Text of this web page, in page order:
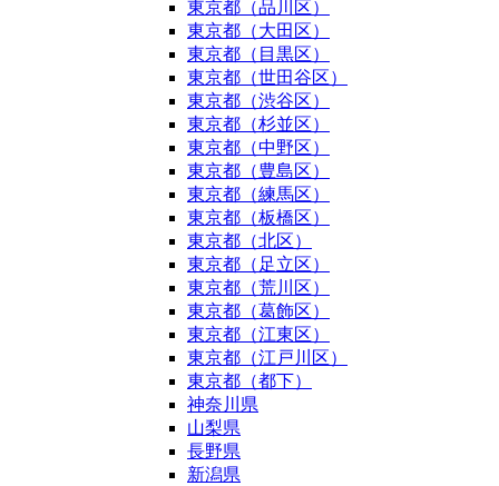
東京都（品川区）
東京都（大田区）
東京都（目黒区）
東京都（世田谷区）
東京都（渋谷区）
東京都（杉並区）
東京都（中野区）
東京都（豊島区）
東京都（練馬区）
東京都（板橋区）
東京都（北区）
東京都（足立区）
東京都（荒川区）
東京都（葛飾区）
東京都（江東区）
東京都（江戸川区）
東京都（都下）
神奈川県
山梨県
長野県
新潟県